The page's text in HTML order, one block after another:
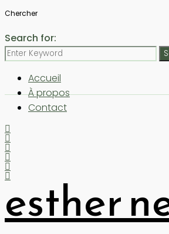
Chercher
Search for:
Accueil
À propos
Contact
esther